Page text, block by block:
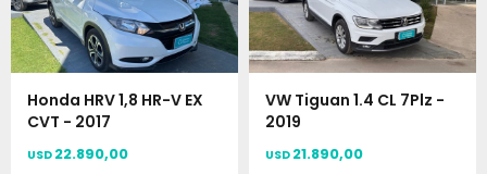
Honda HRV 1,8 HR-V EX
CVT - 2017
USD 22.890,00
VW Tiguan 1.4 CL 7Plz -
2019
USD 21.890,00